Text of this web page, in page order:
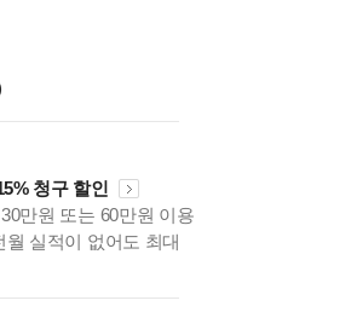
청구 할인
만원 또는 60만원 이용
실적이 없어도 최대